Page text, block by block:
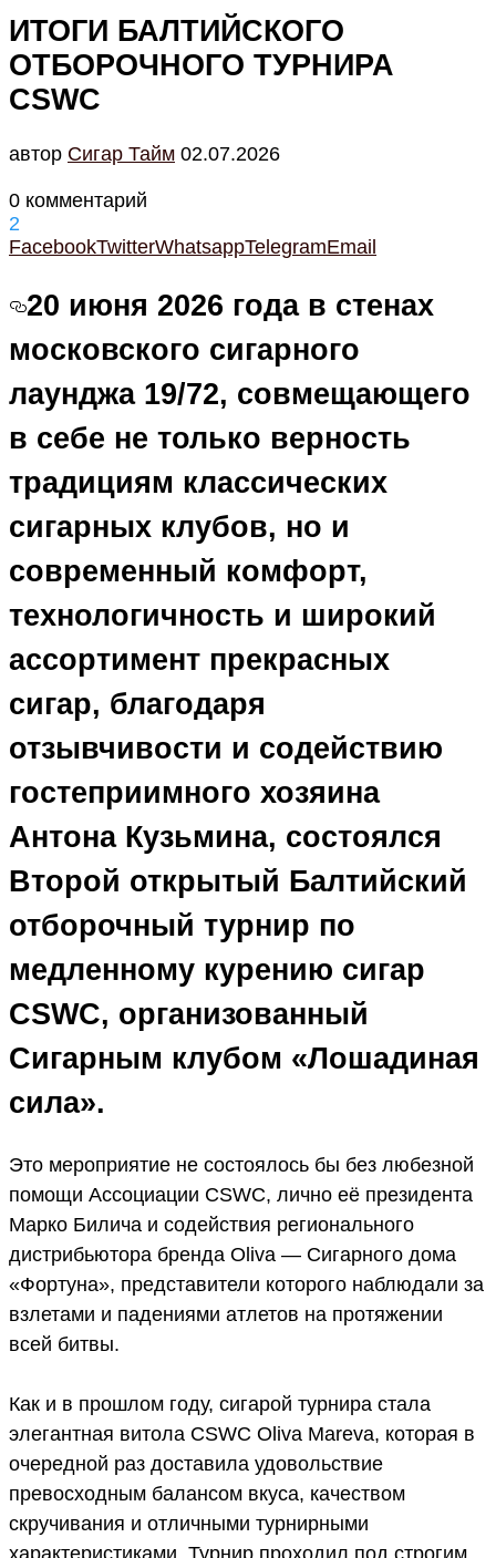
ИТОГИ БАЛТИЙСКОГО
ОТБОРОЧНОГО ТУРНИРА
CSWC
автор Cигар Тайм 02.07.2026
0 комментарий
2
FacebookTwitterWhatsappTelegramEmail
20 июня 2026 года в стенах
московского сигарного
лаунджа 19/72, совмещающего
в себе не только верность
традициям классических
сигарных клубов, но и
современный комфорт,
технологичность и широкий
ассортимент прекрасных
сигар, благодаря
отзывчивости и содействию
гостеприимного хозяина
Антона Кузьмина, состоялся
Второй открытый Балтийский
отборочный турнир по
медленному курению сигар
CSWC, организованный
Сигарным клубом «Лошадиная
сила».
Это мероприятие не состоялось бы без любезной
помощи Ассоциации CSWC, лично её президента
Марко Билича и содействия регионального
дистрибьютора бренда Oliva — Сигарного дома
«Фортуна», представители которого наблюдали за
взлетами и падениями атлетов на протяжении
всей битвы.
Как и в прошлом году, сигарой турнира стала
элегантная витола CSWC Oliva Mareva, которая в
очередной раз доставила удовольствие
превосходным балансом вкуса, качеством
скручивания и отличными турнирными
характеристиками. Турнир проходил под строгим